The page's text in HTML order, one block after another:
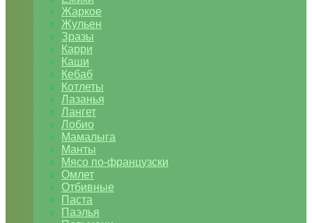
Жаркое
Жульен
Зразы
Карри
Каши
Кебаб
Котлеты
Лазанья
Лангет
Лобио
Мамалыга
Манты
Мясо по-французски
Омлет
Отбивные
Паста
Паэлья